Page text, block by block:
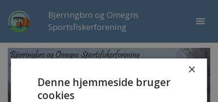
Bjerringbro og Omegns
Sportsfiskerforening
menu
×
Denne hjemmeside bruger
cookies